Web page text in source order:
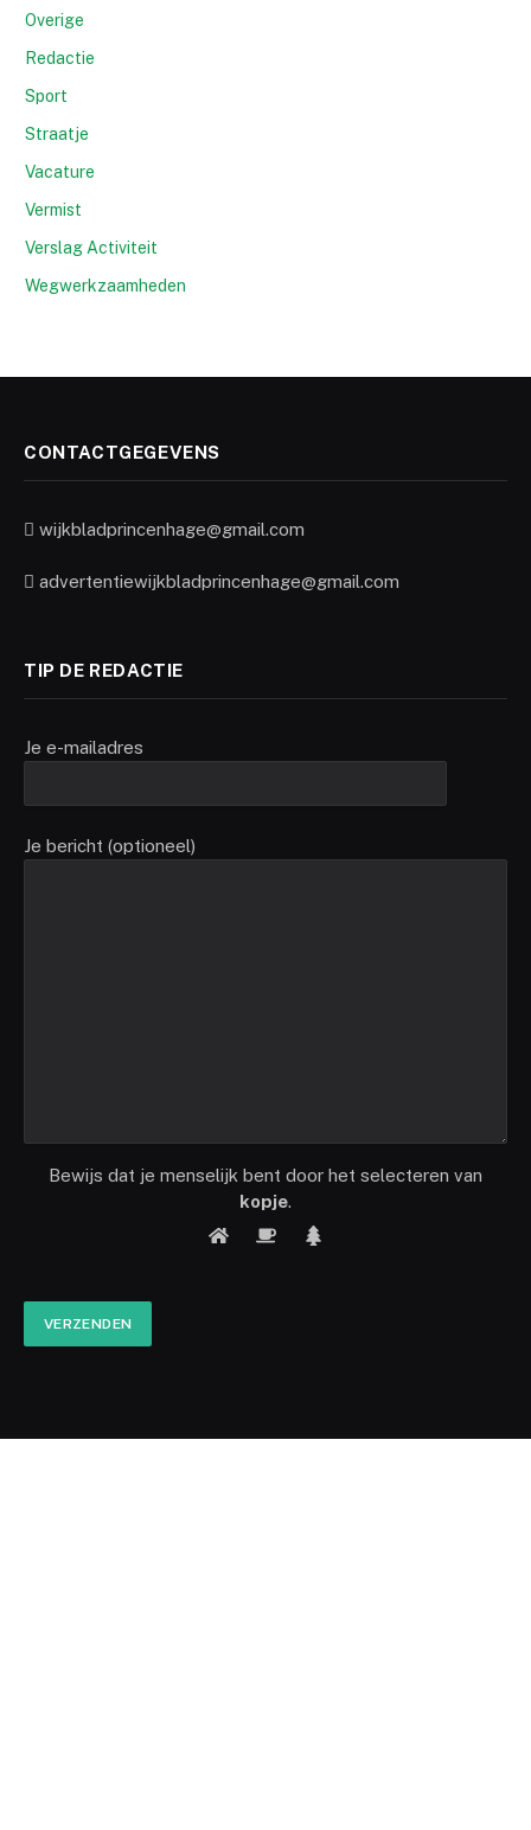
Overige
Redactie
Sport
Straatje
Vacature
Vermist
Verslag Activiteit
Wegwerkzaamheden
CONTACTGEGEVENS
wijkbladprincenhage@gmail.com
advertentiewijkbladprincenhage@gmail.com
TIP DE REDACTIE
Je e-mailadres
Je bericht (optioneel)
Bewijs dat je menselijk bent door het selecteren van
kopje.